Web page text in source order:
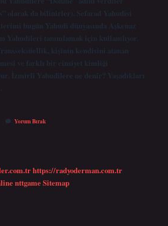
olarak da bilinirler). Sefarad Yahudisi
bugün Yahudi dünyasında Aşkenaz
Yahudileri tanımlamak için kullanılıyor.
kişinin kendisini atanan
ve farklı bir cinsiyet kimliği
İzmirli Yahudilere ne denir? Yaşadıkları
Yorum Bırak
https://radyoderman.com.tr
nttgameSitemap